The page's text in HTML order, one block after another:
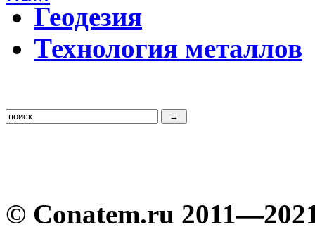
Геодезия
Технология металлов
© Conatem.ru